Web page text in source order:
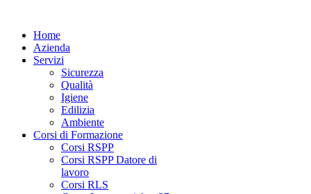
Home
Azienda
Servizi
Sicurezza
Qualità
Igiene
Edilizia
Ambiente
Corsi di Formazione
Corsi RSPP
Corsi RSPP Datore di
lavoro
Corsi RLS